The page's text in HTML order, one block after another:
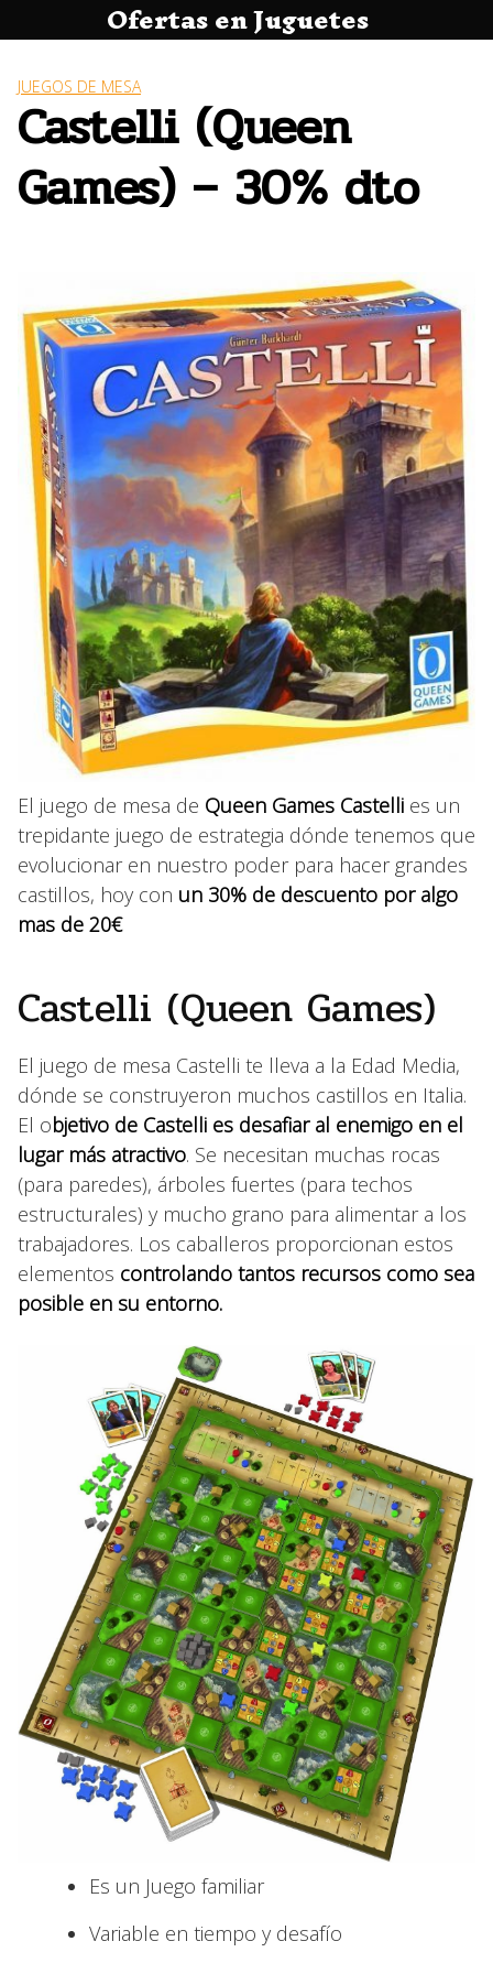
al
Ofertas en Juguetes
JUEGOS DE MESA
Castelli (Queen
Games) – 30% dto
El juego de mesa de Queen Games Castelli es un
trepidante juego de estrategia dónde tenemos que
evolucionar en nuestro poder para hacer grandes
castillos, hoy con un 30% de descuento por algo
mas de 20€
Castelli (Queen Games)
El juego de mesa Castelli te lleva a la Edad Media,
dónde se construyeron muchos castillos en Italia.
El objetivo de Castelli es desafiar al enemigo en el
lugar más atractivo. Se necesitan muchas rocas
(para paredes), árboles fuertes (para techos
estructurales) y mucho grano para alimentar a los
trabajadores. Los caballeros proporcionan estos
elementos controlando tantos recursos como sea
posible en su entorno.
Es un Juego familiar
Variable en tiempo y desafío